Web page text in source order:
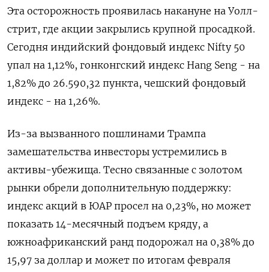
Эта осторожность проявилась накануне на Уолл-
стрит, где акции закрылись крупной просадкой.
Сегодня индийский фондовый индекс Nifty 50
упал на 1,12%, гонконгский индекс Hang Seng - на
1,82% до 26.590,​32 пункта, чешский фондовый
индекс - ⁠на 1,26%.
Из-за вызванного пошлинами Трампа
замешательства инвесторы устремились в
активы-убежища. Тесно связанные с золотом
рынки обрели дополнительную ‌поддержку:
индекс акций в ЮАР просел на 0,23%, но может
показать 14-‌месячный подъем кряду, а
южноафриканский ранд подорожал на 0,38% до
15,97 за доллар ​и может по итогам февраля